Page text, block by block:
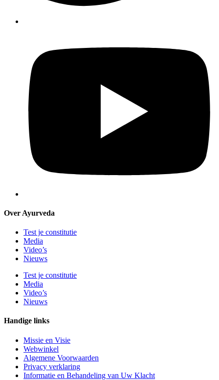
Over Ayurveda
Test je constitutie
Media
Video’s
Nieuws
Test je constitutie
Media
Video’s
Nieuws
Handige links
Missie en Visie
Webwinkel
Algemene Voorwaarden
Privacy verklaring
Informatie en Behandeling van Uw Klacht